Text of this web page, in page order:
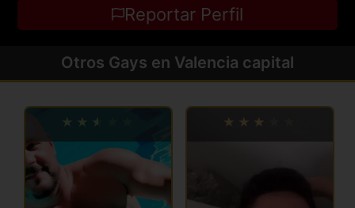
Reportar Perfil
Otros Gays en Valencia capital